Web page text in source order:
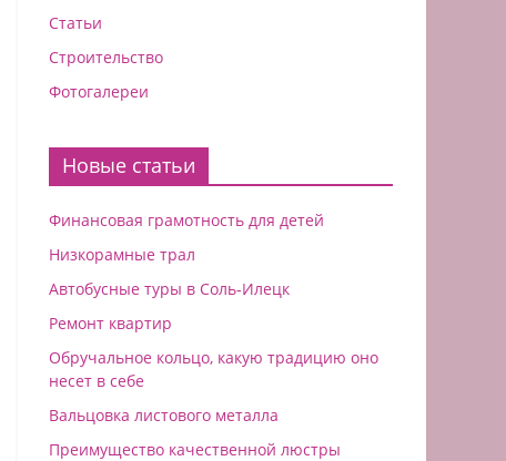
Статьи
Строительство
Фотогалереи
Новые статьи
Финансовая грамотность для детей
Низкорамные трал
Автобусные туры в Соль-Илецк
Ремонт квартир
Обручальное кольцо, какую традицию оно
несет в себе
Вальцовка листового металла
Преимущество качественной люстры